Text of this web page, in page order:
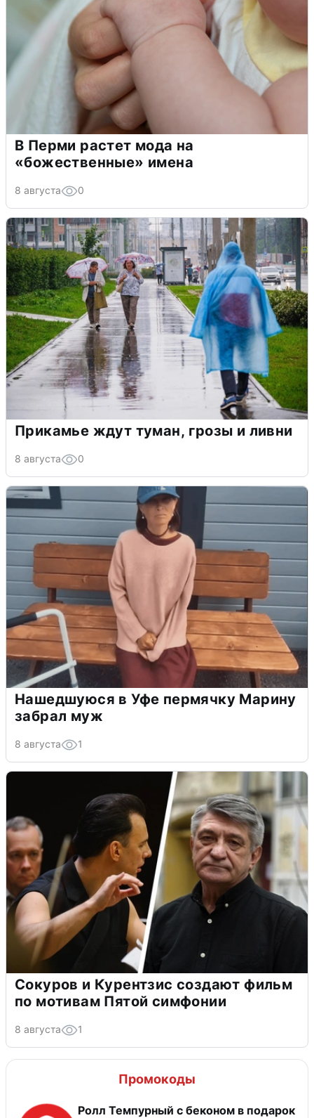
В Перми растет мода на
«божественные» имена
8 августа 0
Прикамье ждут туман, грозы и ливни
8 августа 0
Нашедшуюся в Уфе пермячку Марину
забрал муж
8 августа 1
Сокуров и Курентзис создают фильм
по мотивам Пятой симфонии
8 августа 1
Промокоды
Ролл Темпурный с беконом в подарок